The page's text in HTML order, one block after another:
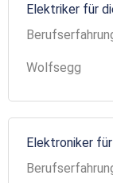
Elektriker für
Wolfsegg
Elektroniker